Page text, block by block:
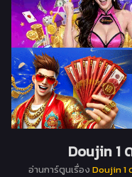
Doujin 1
อ่านการ์ตูนเรื่อง Doujin 1